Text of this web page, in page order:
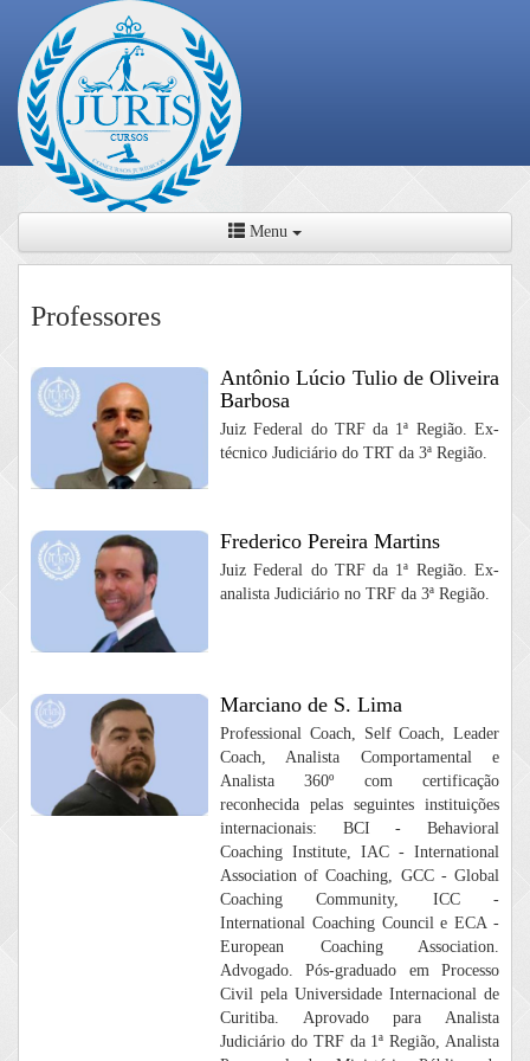
Menu
Professores
Antônio Lúcio Tulio de Oliveira
Barbosa
Juiz Federal do TRF da 1ª Região. Ex-
técnico Judiciário do TRT da 3ª Região.
Frederico Pereira Martins
Juiz Federal do TRF da 1ª Região. Ex-
analista Judiciário no TRF da 3ª Região.
Marciano de S. Lima
Professional Coach, Self Coach, Leader
Coach, Analista Comportamental e
Analista 360º com certificação
reconhecida pelas seguintes instituições
internacionais: BCI - Behavioral
Coaching Institute, IAC - International
Association of Coaching, GCC - Global
Coaching Community, ICC -
International Coaching Council e ECA -
European Coaching Association.
Advogado. Pós-graduado em Processo
Civil pela Universidade Internacional de
Curitiba. Aprovado para Analista
Judiciário do TRF da 1ª Região, Analista